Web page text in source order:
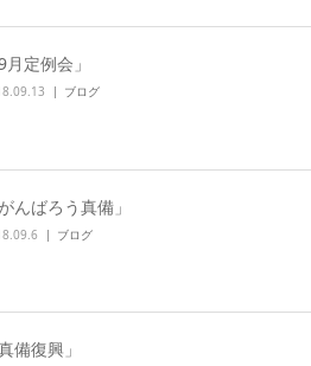
9月定例会」
ブログ
がんばろう真備」
ブログ
真備復興」